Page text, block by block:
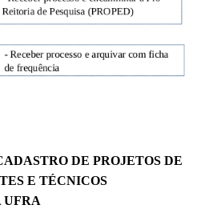
DE PROJETOS DE
E TÉCNICOS
UFRA